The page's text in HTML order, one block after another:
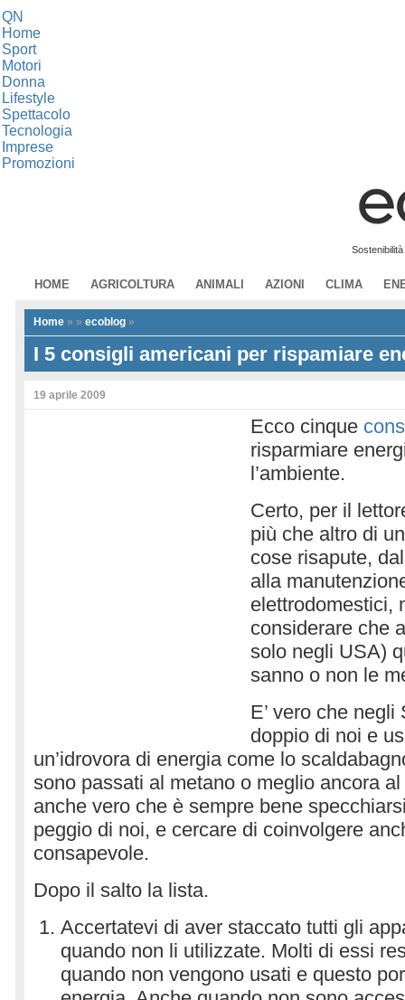
QN
Home
Sport
Motori
Donna
Lifestyle
Spettacolo
Tecnologia
Imprese
Promozioni
HOME AGRICOLTURA ANIMALI AZIONI CLIMA
Home » » ecoblog »
I 5 consigli americani per rispamiare
19 aprile 2009
Ecco cinque
risparmiare
l’ambiente.
Certo, per il
più che altro di
cose risapute,
alla
elettrodomestici,
considerare che
solo negli USA)
sanno o non le
E’ vero che
doppio di noi e
un’idrovora di energia come lo
sono passati al metano o meglio ancora
anche vero che è sempre bene
peggio di noi, e cercare di coinvolgere
consapevole.
Dopo il salto la lista.
Accertatevi di aver staccato tutti gli
quando non li utilizzate. Molti di essi
quando non vengono usati e questo